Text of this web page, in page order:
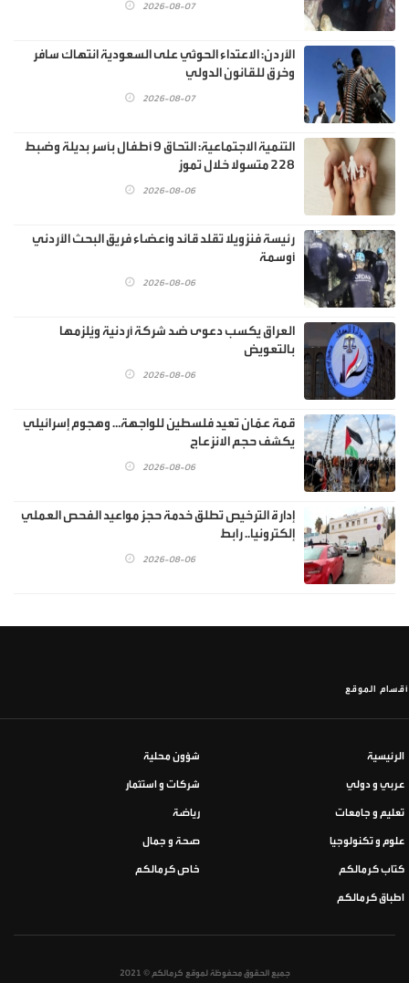
2026-08-07
الأردن: الاعتداء الحوثي على السعودية انتهاك سافر
وخرق للقانون الدولي
2026-08-07
‏التنمية الاجتماعية: التحاق 9 أطفال بأسر بديلة وضبط
228 متسولا خلال تموز
2026-08-06
رئيسة فنزويلا تقلد قائد وأعضاء فريق البحث الأردني
أوسمة
2026-08-06
العراق يكسب دعوى ضد شركة أردنية ويُلزمها
بالتعويض
2026-08-06
قمة عمّان تعيد فلسطين للواجهة… وهجوم إسرائيلي
يكشف حجم الانزعاج
2026-08-06
إدارة الترخيص تطلق خدمة حجز مواعيد الفحص العملي
إلكترونيا.. رابط
2026-08-06
أقسام الموقع
الرئيسية شؤون محلية
عربي و دولي شركات و استثمار
تعليم و جامعات رياضة
علوم و تكنولوجيا صحة و جمال
كتاب كرمالكم خاص كرمالكم
اطباق كرمالكم
جميع الحقوق محفوظة لموقع كرمالكم © 2021